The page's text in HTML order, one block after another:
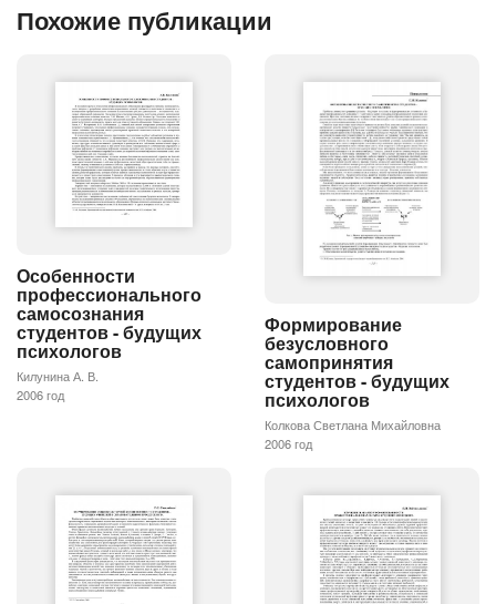
Похожие публикации
Особенности
профессионального
самосознания
студентов - будущих
психологов
Килунина А. В.
2006 год
Формирование
безусловного
самопринятия
студентов - будущих
психологов
Колкова Светлана Михайловна
2006 год